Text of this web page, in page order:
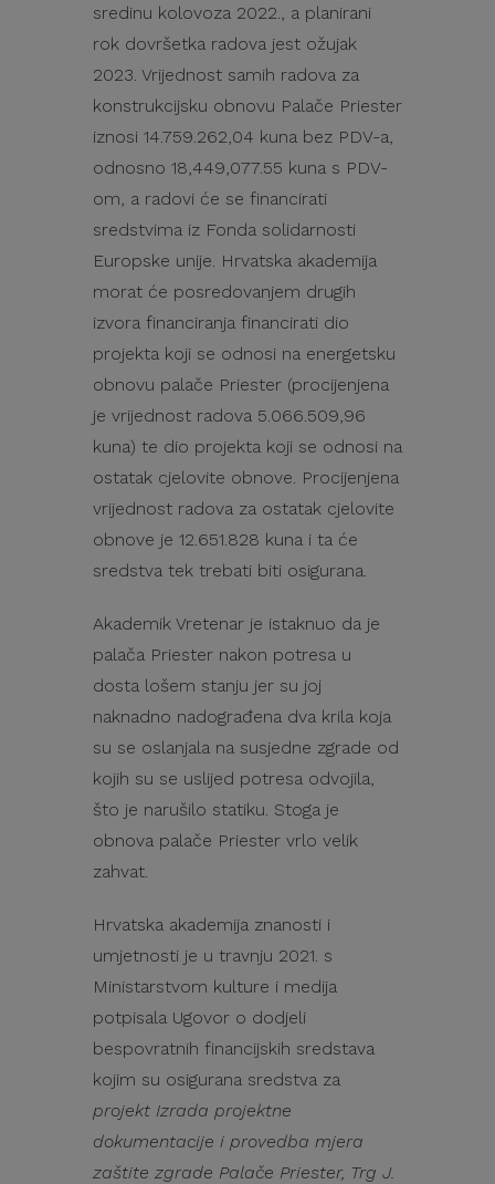
sredinu kolovoza 2022., a planirani
rok dovršetka radova jest ožujak
2023. Vrijednost samih radova za
konstrukcijsku obnovu Palače Priester
iznosi 14.759.262,04 kuna bez PDV-a,
odnosno 18,449,077.55 kuna s PDV-
om, a radovi će se financirati
sredstvima iz Fonda solidarnosti
Europske unije. Hrvatska akademija
morat će posredovanjem drugih
izvora financiranja financirati dio
projekta koji se odnosi na energetsku
obnovu palače Priester (procijenjena
je vrijednost radova 5.066.509,96
kuna) te dio projekta koji se odnosi na
ostatak cjelovite obnove. Procijenjena
vrijednost radova za ostatak cjelovite
obnove je 12.651.828 kuna i ta će
sredstva tek trebati biti osigurana.
Akademik Vretenar je istaknuo da je
palača Priester nakon potresa u
dosta lošem stanju jer su joj
naknadno nadograđena dva krila koja
su se oslanjala na susjedne zgrade od
kojih su se uslijed potresa odvojila,
što je narušilo statiku. Stoga je
obnova palače Priester vrlo velik
zahvat.
Hrvatska akademija znanosti i
umjetnosti je u travnju 2021. s
Ministarstvom kulture i medija
potpisala Ugovor o dodjeli
bespovratnih financijskih sredstava
kojim su osigurana sredstva za
projekt Izrada projektne
dokumentacije i provedba mjera
zaštite zgrade Palače Priester, Trg J.